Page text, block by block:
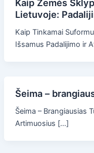
Kaip Žemės
Lietuvoje:
Kaip Tinkamai
Išsamus Padalijimo ir
Šeima –
Šeima – Brangiausias
Artimuosius […]